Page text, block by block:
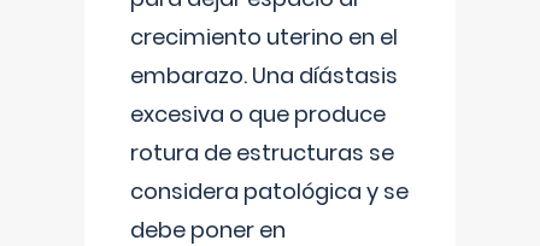
crecimiento uterino en el
embarazo. Una díástasis
excesiva o que produce
rotura de estructuras se
considera patológica y se
debe poner en